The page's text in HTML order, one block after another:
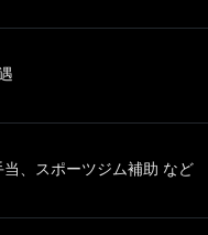
、スポーツジム補助 など